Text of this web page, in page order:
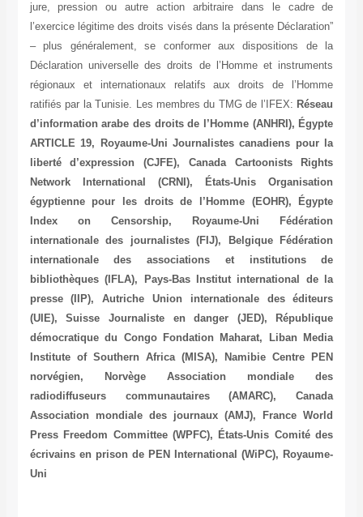
jure, pression ou autre action arbitraire dans le cadre de
l’exercice légitime des droits visés dans la présente Déclaration”
– plus généralement, se conformer aux dispositions de la
Déclaration universelle des droits de l’Homme et instruments
régionaux et internationaux relatifs aux droits de l’Homme
ratifiés par la Tunisie. Les membres du TMG de l’IFEX: Réseau
d’information arabe des droits de l’Homme (ANHRI), Égypte
ARTICLE 19, Royaume-Uni Journalistes canadiens pour la
liberté d’expression (CJFE), Canada Cartoonists Rights
Network International (CRNI), États-Unis Organisation
égyptienne pour les droits de l’Homme (EOHR), Égypte
Index on Censorship, Royaume-Uni Fédération
internationale des journalistes (FIJ), Belgique Fédération
internationale des associations et institutions de
bibliothèques (IFLA), Pays-Bas Institut international de la
presse (IIP), Autriche Union internationale des éditeurs
(UIE), Suisse Journaliste en danger (JED), République
démocratique du Congo Fondation Maharat, Liban Media
Institute of Southern Africa (MISA), Namibie Centre PEN
norvégien, Norvège Association mondiale des
radiodiffuseurs communautaires (AMARC), Canada
Association mondiale des journaux (AMJ), France World
Press Freedom Committee (WPFC), États-Unis Comité des
écrivains en prison de PEN International (WiPC), Royaume-
Uni